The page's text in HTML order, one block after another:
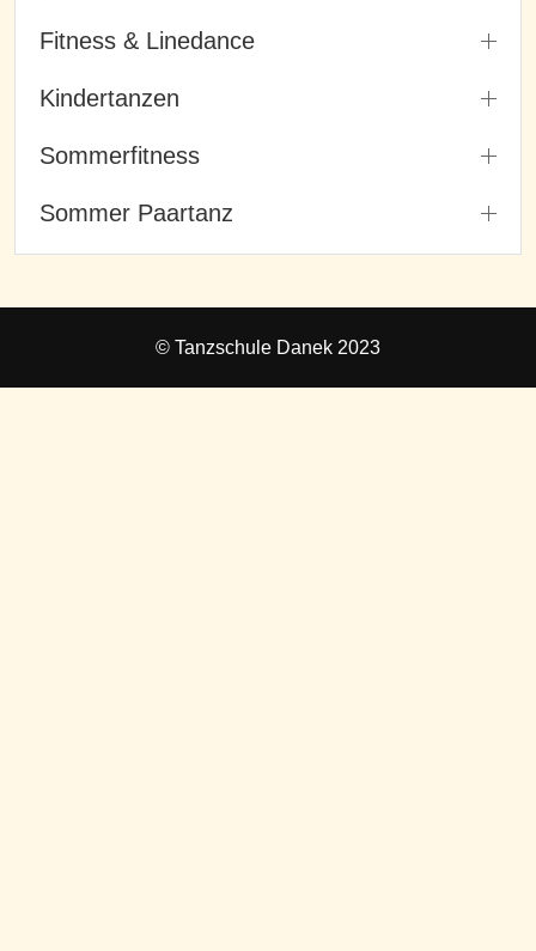
Fitness & Linedance
Kindertanzen
Sommerfitness
Sommer Paartanz
© Tanzschule Danek 2023